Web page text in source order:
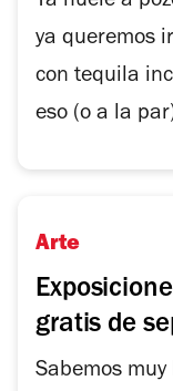
ya queremos
con tequila
eso (o a la
Arte
gratis de
Sabemos